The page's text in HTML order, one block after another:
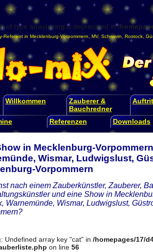
of type array|string is deprecated in/
Referent in Mecklenburg-Vorpommern MV, Schwerin Rostock
Willkommen
Zauberer &
Bauchredner
Referenzen Downloads
in Mecklenburg-
Wismar, Ludwigslust,
Vorpommern
nach einem Zauberkünstler, Zauberer,
und eine Show in
Warnemünde, Wismar, Ludwigslust,
: Undefined array key "cat" in /homepages/17/
on line 56